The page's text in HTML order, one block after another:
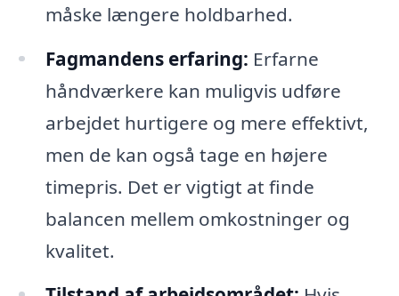
måske længere holdbarhed.
Fagmandens erfaring: Erfarne
håndværkere kan muligvis udføre
arbejdet hurtigere og mere effektivt,
men de kan også tage en højere
timepris. Det er vigtigt at finde
balancen mellem omkostninger og
kvalitet.